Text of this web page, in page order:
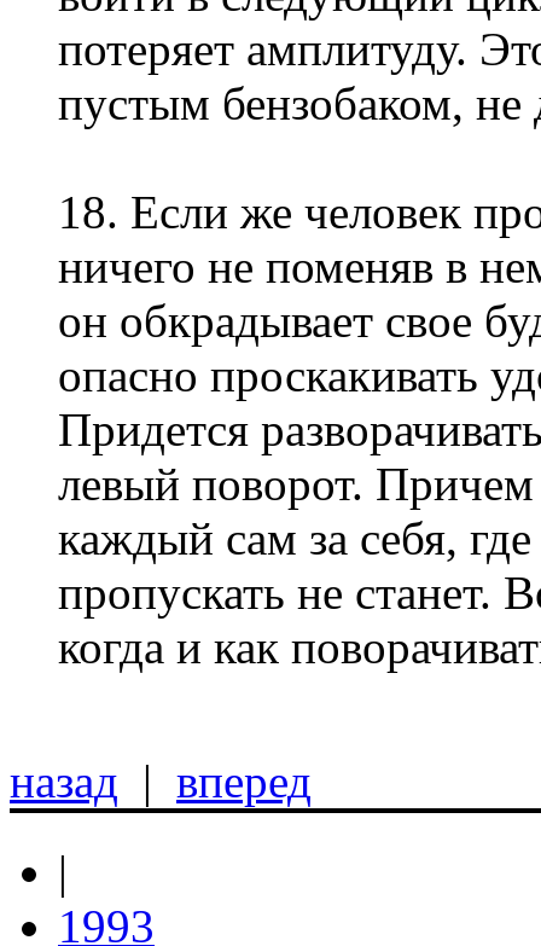
потеряет амплитуду.
пустым бензобаком, не
18. Если же человек
ничего не поменяв в
он обкрадывает свое
опасно проскакивать
Придется
левый поворот. Причем
каждый сам за себя,
пропускать не станет.
когда и как
назад | вперед
|
1993